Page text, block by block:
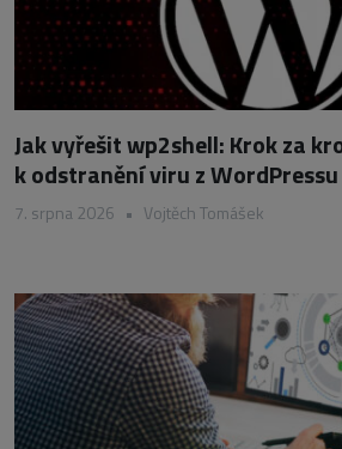
Jak vyřešit wp2shell: Krok za
k odstranění viru z WordPressu
7. srpna 2026 • Vojtěch Tomášek